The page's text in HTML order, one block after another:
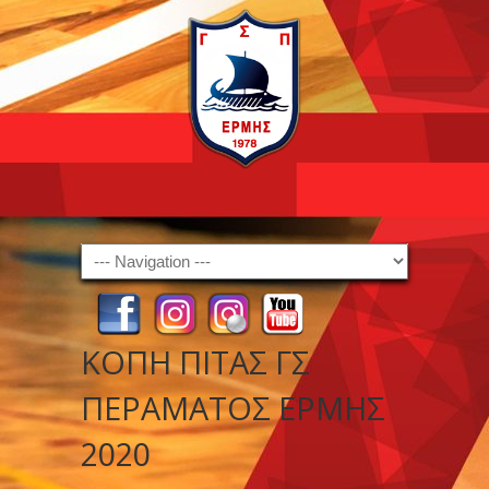
Navigation
ΚΟΠΗ ΠΙΤΑΣ ΓΣ
ΠΕΡΑΜΑΤΟΣ ΕΡΜΗΣ
2020